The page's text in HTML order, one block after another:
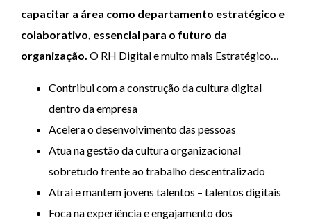
capacitar a área como departamento estratégico e
colaborativo, essencial para o futuro da
organização. O RH Digital e muito mais Estratégico…
Contribui com a construção da cultura digital
dentro da empresa
Acelera o desenvolvimento das pessoas
Atua na gestão da cultura organizacional
sobretudo frente ao trabalho descentralizado
Atrai e mantem jovens talentos – talentos digitais
Foca na experiência e engajamento dos